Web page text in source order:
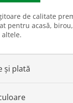
de calitate
pentru acasă,
și plată